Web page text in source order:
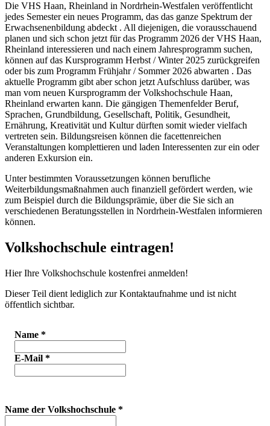
Die VHS Haan, Rheinland in Nordrhein-Westfalen veröffentlicht
jedes Semester ein neues Programm, das das ganze Spektrum der
Erwachsenenbildung abdeckt . All diejenigen, die vorausschauend
planen und sich schon jetzt für das Programm 2026 der VHS Haan,
Rheinland interessieren und nach einem Jahresprogramm suchen,
können auf das Kursprogramm Herbst / Winter 2025 zurückgreifen
oder bis zum Programm Frühjahr / Sommer 2026 abwarten . Das
aktuelle Programm gibt aber schon jetzt Aufschluss darüber, was
man vom neuen Kursprogramm der Volkshochschule Haan,
Rheinland erwarten kann. Die gängigen Themenfelder Beruf,
Sprachen, Grundbildung, Gesellschaft, Politik, Gesundheit,
Ernährung, Kreativität und Kultur dürften somit wieder vielfach
vertreten sein. Bildungsreisen können die facettenreichen
Veranstaltungen komplettieren und laden Interessenten zur ein oder
anderen Exkursion ein.
Unter bestimmten Voraussetzungen können berufliche
Weiterbildungsmaßnahmen auch finanziell gefördert werden, wie
zum Beispiel durch die Bildungsprämie, über die Sie sich an
verschiedenen Beratungsstellen in Nordrhein-Westfalen informieren
können.
Volkshochschule eintragen!
Hier Ihre Volkshochschule kostenfrei anmelden!
Dieser Teil dient lediglich zur Kontaktaufnahme und ist nicht
öffentlich sichtbar.
Name *
E-Mail *
Name der Volkshochschule *